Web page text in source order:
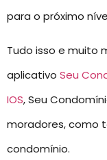
para o próximo
Tudo isso e muito
aplicativo Seu
IOS, Seu
moradores, como
condomínio.